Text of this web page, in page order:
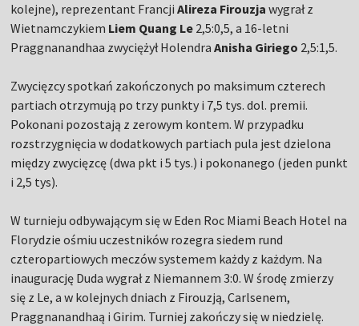
kolejne), reprezentant FrancjiAlireza Firouzja wygrał z
Wietnamczykiem Liem Quang Le 2,5:0,5, a 16-letni
Praggnanandhaa zwyciężył HolendraAnisha Giriego 2,5:1,5.
Zwycięzcy spotkań zakończonych po maksimum czterech
partiach otrzymują po trzy punkty i 7,5 tys. dol. premii.
Pokonani pozostają z zerowym kontem. W przypadku
rozstrzygnięcia w dodatkowych partiach pula jest dzielona
między zwycięzcę (dwa pkt i 5 tys.) i pokonanego (jeden punkt
i 2,5 tys).
W turnieju odbywającym się w Eden Roc Miami Beach Hotel na
Florydzie ośmiu uczestników rozegra siedem rund
czteropartiowych meczów systemem każdy z każdym. Na
inaugurację Duda wygrał z Niemannem 3:0. W środę zmierzy
się z Le, a w kolejnych dniach z Firouzją, Carlsenem,
Praggnanandhaą i Girim. Turniej zakończy się w niedzielę.